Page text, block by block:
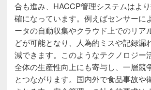
合も進み、HACCP管理システムはよ
確になっています。例えばセンサーに
ータの自動収集やクラウド上でのリア
どが可能となり、人為的ミスや記録漏
減できます。このようなテクノロジー
全体の生産性向上にも寄与し、一層競
とつながります。国内外で食品事故や